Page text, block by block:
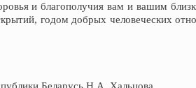
и благополучия вам и вашим
годом добрых человеческих